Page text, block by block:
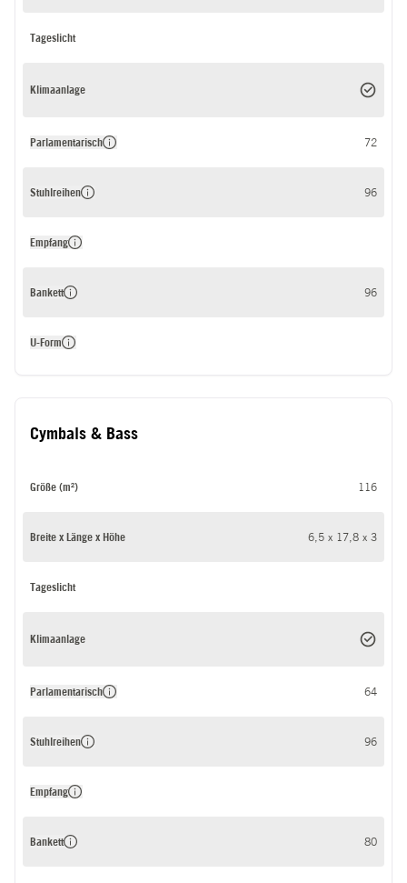
Tageslicht
Klimaanlage
Parlamentarisch 72
Stuhlreihen 96
Empfang
Bankett 96
U-Form
Cymbals & Bass
Größe (m²) 116
Breite x Länge x Höhe 6,5 x 17,8 x 3
Tageslicht
Klimaanlage
Parlamentarisch 64
Stuhlreihen 96
Empfang
Bankett 80